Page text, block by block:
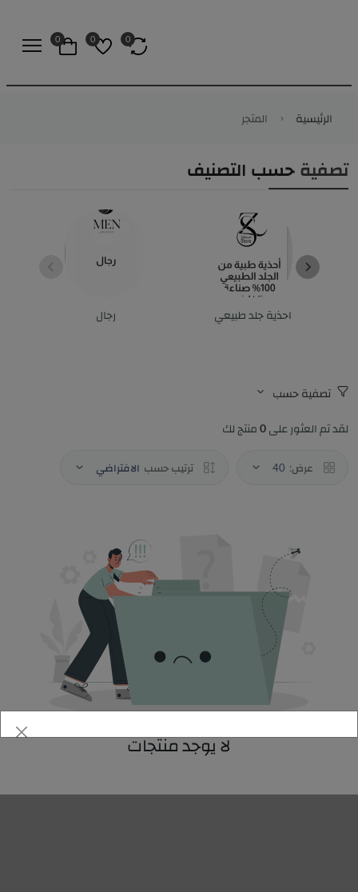
0
0
0
الرئيسية المتجر
تصفية حسب التصنيف
احذية جلد طبيعي رجال
تصفية حسب
لقد تم العثور على 0 منتج لك
عرض: 40 ترتيب حسب الافتراضي
لا يوجد منتجات